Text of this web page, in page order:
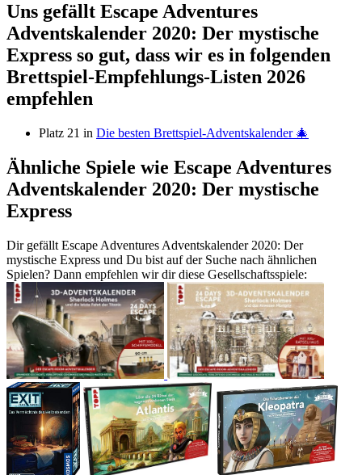
Uns gefällt Escape Adventures
Adventskalender 2020: Der mystische
Express so gut, dass wir es in folgenden
Brettspiel-Empfehlungs-Listen 2026
empfehlen
Platz 21 in Die besten Brettspiel-Adventskalender 🎄
Ähnliche Spiele wie Escape Adventures
Adventskalender 2020: Der mystische
Express
Dir gefällt Escape Adventures Adventskalender 2020: Der
mystische Express und Du bist auf der Suche nach ähnlichen
Spielen? Dann empfehlen wir dir diese Gesellschaftsspiele: